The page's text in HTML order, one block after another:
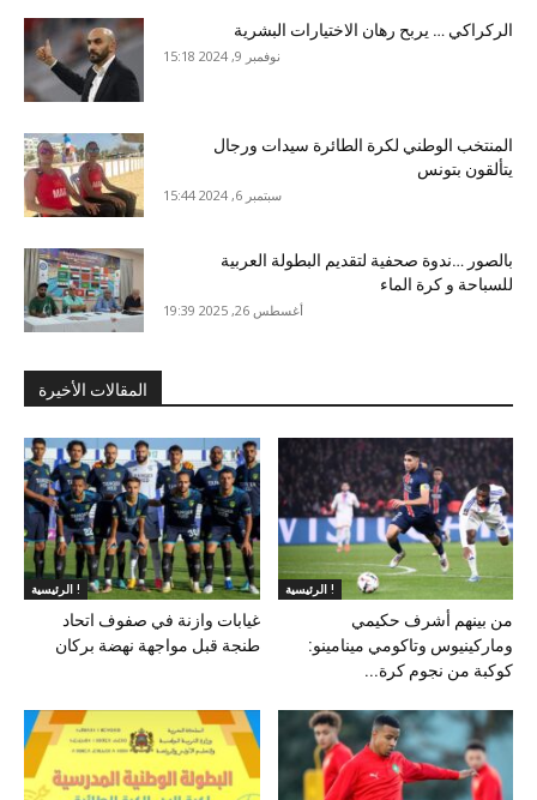
الركراكي … يربح رهان الاختيارات البشرية
نوفمبر 9, 2024 15:18
المنتخب الوطني لكرة الطائرة سيدات ورجال
يتألقون بتونس
سبتمبر 6, 2024 15:44
بالصور …ندوة صحفية لتقديم البطولة العربية
للسباحة و كرة الماء
أغسطس 26, 2025 19:39
المقالات الأخيرة
الرئيسية !
غيابات وازنة في صفوف اتحاد
طنجة قبل مواجهة نهضة بركان
الرئيسية !
من بينهم أشرف حكيمي
وماركينيوس وتاكومي مينامينو:
كوكبة من نجوم كرة...